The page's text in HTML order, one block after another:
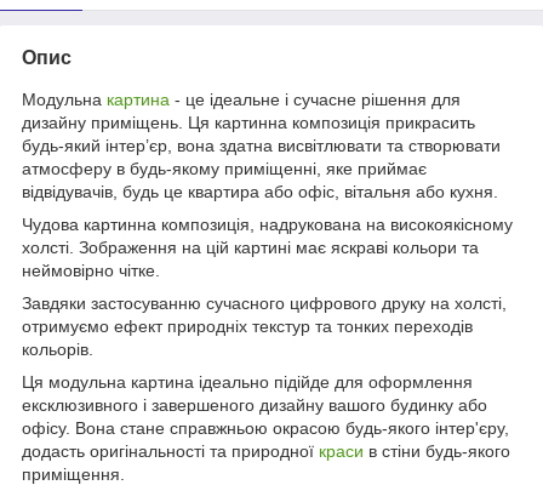
Опис
Модульна картина - це ідеальне і сучасне рішення для
дизайну приміщень. Ця картинна композиція прикрасить
будь-який інтер’єр, вона здатна висвітлювати та створювати
атмосферу в будь-якому приміщенні, яке приймає
відвідувачів, будь це квартира або офіс, вітальня або кухня.
Чудова картинна композиція, надрукована на високоякісному
холсті. Зображення на цій картині має яскраві кольори та
неймовірно чітке.
Завдяки застосуванню сучасного цифрового друку на холсті,
отримуємо ефект природніх текстур та тонких переходів
кольорів.
Ця модульна картина ідеально підійде для оформлення
ексклюзивного і завершеного дизайну вашого будинку або
офісу. Вона стане справжньою окрасою будь-якого інтер'єру,
додасть оригінальності та природної краси в стіни будь-якого
приміщення.